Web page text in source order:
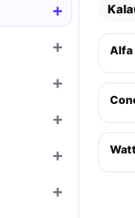
+Раскрыть
+
+Раскрыть
+
+Раскрыть
+Раскрыть
Alfa